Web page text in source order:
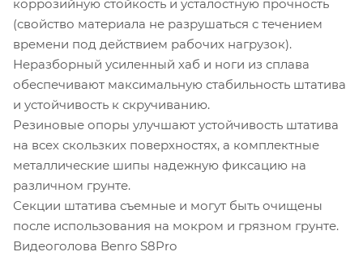
коррозийную стойкость и усталостную прочность
(свойство материала не разрушаться с течением
времени под действием рабочих нагрузок).
Неразборный усиленный хаб и ноги из сплава
обеспечивают максимальную стабильность штатива
и устойчивость к скручиванию.
Резиновые опоры улучшают устойчивость штатива
на всех скользких поверхностях, а комплектные
металлические шипы надежную фиксацию на
различном грунте.
Секции штатива съемные и могут быть очищены
после использования на мокром и грязном грунте.
Видеоголова Benro S8Pro